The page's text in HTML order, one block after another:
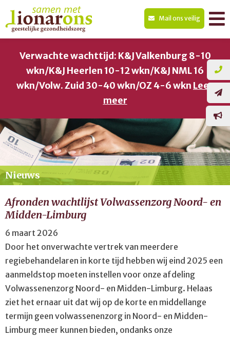
Mail ons veilig
Verwachte wachttijd: K&J Valkenburg 8-10
wkn/K&J Heerlen 10-12 wkn/K&J NML 16
wkn/Volw. Zuid 30-40 wkn/OZ 4-6 wkn Lees
meer
Nieuws
Afronden wachtlijst Volwassenzorg Noord- en
Midden-Limburg
6 maart 2026
Door het onverwachte vertrek van meerdere
regiebehandelaren in korte tijd hebben wij eind 2025 een
aanmeldstop moeten instellen voor onze afdeling
Volwassenenzorg Noord- en Midden-Limburg. Helaas
ziet het ernaar uit dat wij op de korte en middellange
termijn geen volwassenenzorg in Noord- en Midden-
Limburg meer kunnen bieden, ondanks onze